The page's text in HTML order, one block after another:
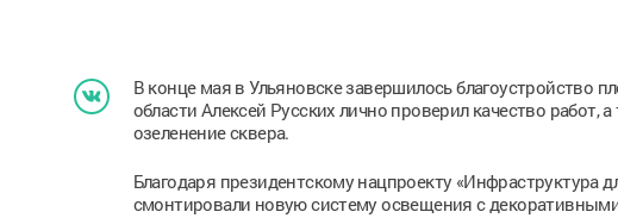
В конце мая в Ульяновске завершилось благоустройство
области Алексей Русских лично проверил качество работ,
озеленение сквера.
Благодаря президентскому нацпроекту «Инфраструктура
смонтировали новую систему освещения с